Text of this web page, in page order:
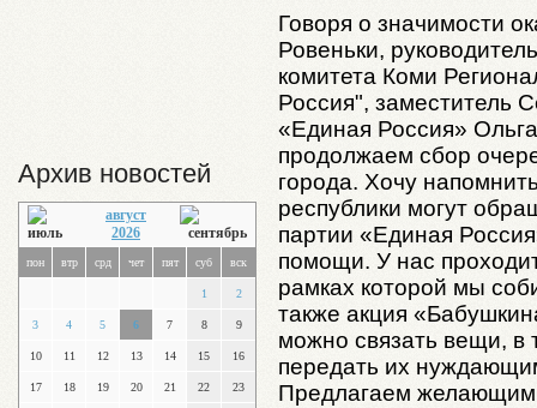
Архив новостей
август
2026
пон втр срд чет пят суб вск
1 2
3 4 5 6 7 8 9
10 11 12 13 14 15 16
17 18 19 20 21 22 23
Говоря о значимости
Ровеньки,
комитета Коми
Россия", заместитель
«Единая Россия»
продолжаем сбор
города. Хочу
республики могут
партии «Единая
помощи. У нас
рамках которой мы
также акция
можно связать вещи, в
передать их
Предлагаем желающим